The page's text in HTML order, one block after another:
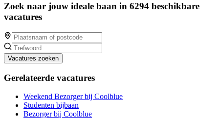
Zoek naar jouw ideale baan in 6294 beschikbare
vacatures
Vacatures zoeken
Gerelateerde vacatures
Weekend Bezorger bij Coolblue
Studenten bijbaan
Bezorger bij Coolblue